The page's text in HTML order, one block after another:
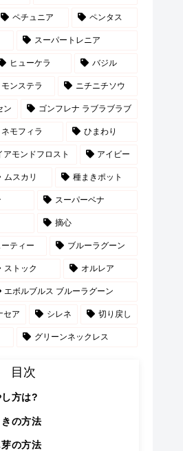
ペチュニア ペンタス
スーパートレニア
ヒューケラ バジル
モンステラ ニチニチソウ
ン ゴンフレナ ラブラブラブ
ネモフィラ ひまわり
アモンドフロスト アイビー
ムスカリ 種まきポット
スーパーベナ
摘心
ティー ブルーラグーン
ストック オルレア
エボルブルス ブルーラグーン
セア シレネ 切り戻し
グリーンネックレス
目次
方は?
の方法
の方法